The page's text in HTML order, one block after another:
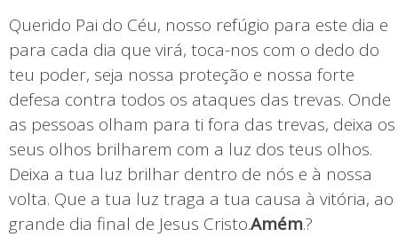
Querido Pai do Céu, nosso refúgio para este dia e
para cada dia que virá, toca-nos com o dedo do
teu poder, seja nossa proteção e nossa forte
defesa contra todos os ataques das trevas. Onde
as pessoas olham para ti fora das trevas, deixa os
seus olhos brilharem com a luz dos teus olhos.
Deixa a tua luz brilhar dentro de nós e à nossa
volta. Que a tua luz traga a tua causa à vitória, ao
grande dia final de Jesus Cristo.Amém.?